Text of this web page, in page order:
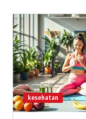
kesehatan